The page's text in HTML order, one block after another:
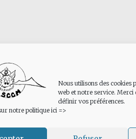
Nous utilisons des cookies
web et notre service. Merci
définir vos préférences.
notre politique ici =>